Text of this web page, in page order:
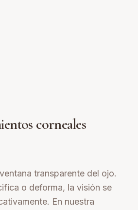
corneales
transparente del ojo.
o deforma, la visión se
En nuestra